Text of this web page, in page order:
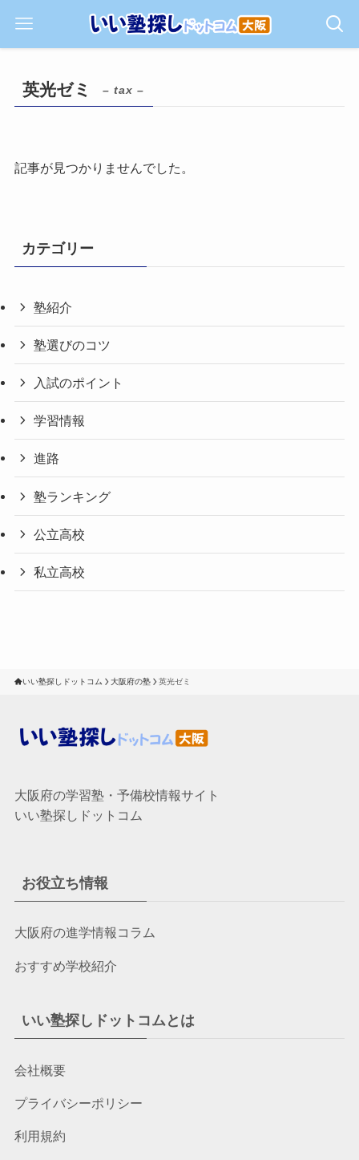
英光ゼミ – tax –
記事が見つかりませんでした。
カテゴリー
塾紹介
塾選びのコツ
入試のポイント
学習情報
進路
塾ランキング
公立高校
私立高校
いい塾探しドットコム 大阪府の塾 英光ゼミ
大阪府の学習塾・予備校情報サイト
いい塾探しドットコム
お役立ち情報
大阪府の進学情報コラム
おすすめ学校紹介
いい塾探しドットコムとは
会社概要
プライバシーポリシー
利用規約